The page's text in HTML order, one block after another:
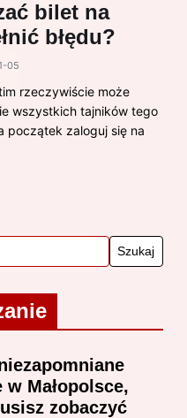
bilet na
błędu?
05
rzeczywiście może
wszystkich tajników tego
początek zaloguj się na
w Małopolsce,
zobaczyć